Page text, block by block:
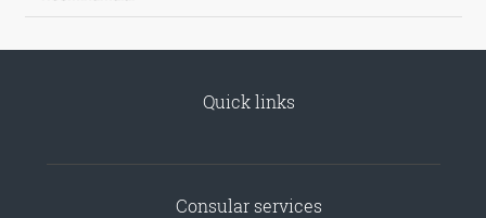
Quick links
Consular services